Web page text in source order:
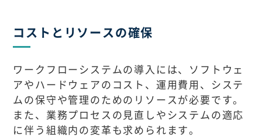
コストとリソースの確保
ワークフローシステムの導入には、ソフトウェ
アやハードウェアのコスト、運用費用、システ
ムの保守や管理のためのリソースが必要です。
また、業務プロセスの見直しやシステムの適応
に伴う組織内の変革も求められます。